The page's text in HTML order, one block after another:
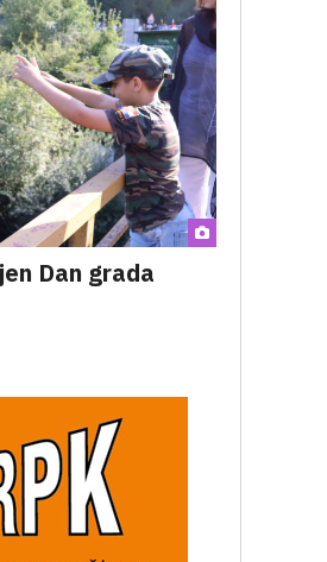
Dan grada